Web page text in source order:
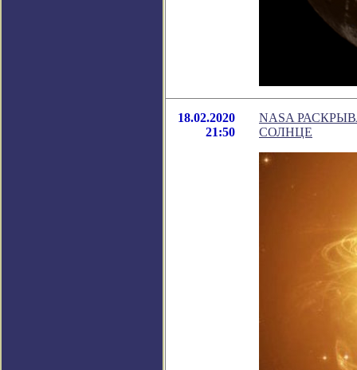
18.02.2020
21:50
NASA
СОЛНЦЕ